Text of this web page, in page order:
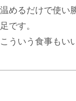
めるだけで使い
です。
ういう食事もい